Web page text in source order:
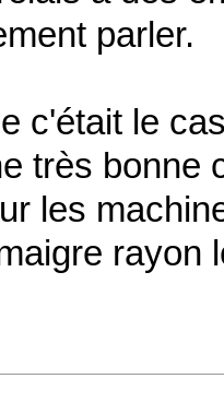
parler.
c'était le
très bonne
les